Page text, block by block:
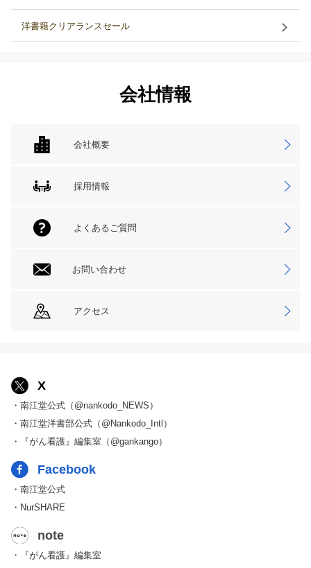
洋書籍クリアランスセール
会社情報
会社概要
採用情報
よくあるご質問
お問い合わせ
アクセス
X
・南江堂公式（@nankodo_NEWS）
・南江堂洋書部公式（@Nankodo_Intl）
・『がん看護』編集室（@gankango）
Facebook
・南江堂公式
・NurSHARE
note
・『がん看護』編集室